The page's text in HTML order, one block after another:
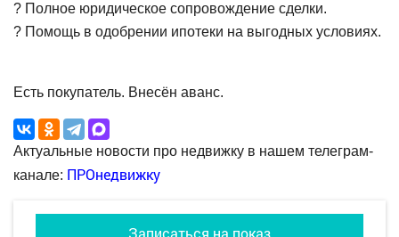
? Полное юридическое сопровождение сделки.
? Помощь в одобрении ипотеки на выгодных условиях.
Есть покупатель. Внесён аванс.
Актуальные новости про недвижку в нашем телеграм-
канале: ПРОнедвижку
Записаться на показ